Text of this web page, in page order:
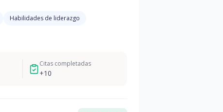
Habilidades de liderazgo
Citas completadas
+10